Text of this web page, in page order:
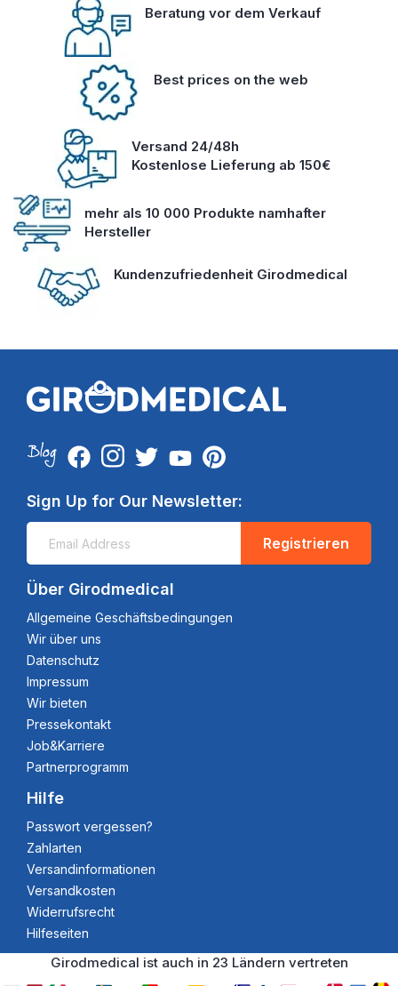
Beratung vor dem Verkauf
Best prices on the web
Versand 24/48h
Kostenlose Lieferung ab 150€
mehr als 10 000 Produkte namhafter
Hersteller
Kundenzufriedenheit Girodmedical
Sign Up for Our Newsletter:
Registrieren
Über Girodmedical
Allgemeine Geschäftsbedingungen
Wir über uns
Datenschutz
Impressum
Wir bieten
Pressekontakt
Job&Karriere
Partnerprogramm
Hilfe
Passwort vergessen?
Zahlarten
Versandinformationen
Versandkosten
Widerrufsrecht
Hilfeseiten
Girodmedical ist auch in 23 Ländern vertreten